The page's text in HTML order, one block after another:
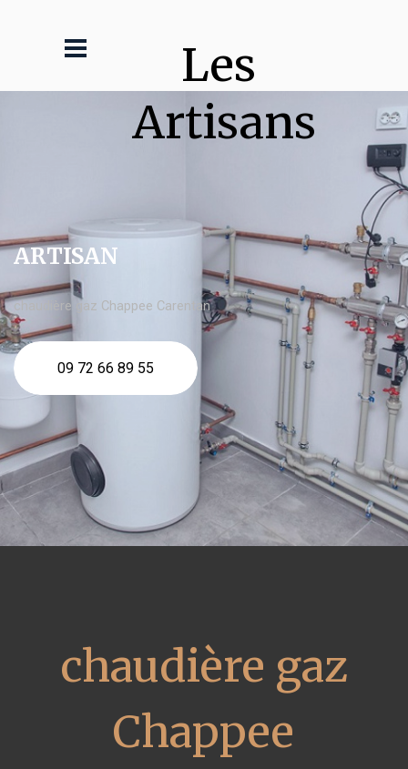
Les
Artisans
ARTISAN
chaudière gaz Chappee Carentan
09 72 66 89 55
chaudière gaz
Chappee